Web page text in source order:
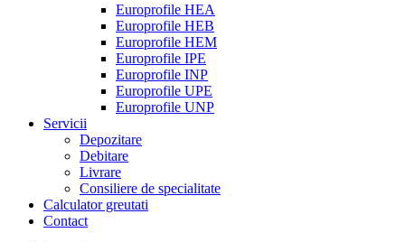
Europrofile HEA
Europrofile HEB
Europrofile HEM
Europrofile IPE
Europrofile INP
Europrofile UPE
Europrofile UNP
Servicii
Depozitare
Debitare
Livrare
Consiliere de specialitate
Calculator greutati
Contact